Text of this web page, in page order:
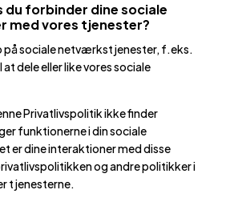
du forbinder dine sociale
vores tjenester?
på sociale netværkstjenester, f.eks.
dele eller like vores sociale
Privatlivspolitik ikke finder
funktionerne i din sociale
er dine interaktioner med disse
og andre politikker i
tjenesterne.